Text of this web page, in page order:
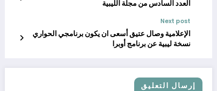
العدد السادس من مجلة الليبية
Next post
الإعلامية وصال عتيق أسعى ان يكون برنامجي الحواري
نسخة ليبية عن برنامج أوبرا
إرسال التعليق